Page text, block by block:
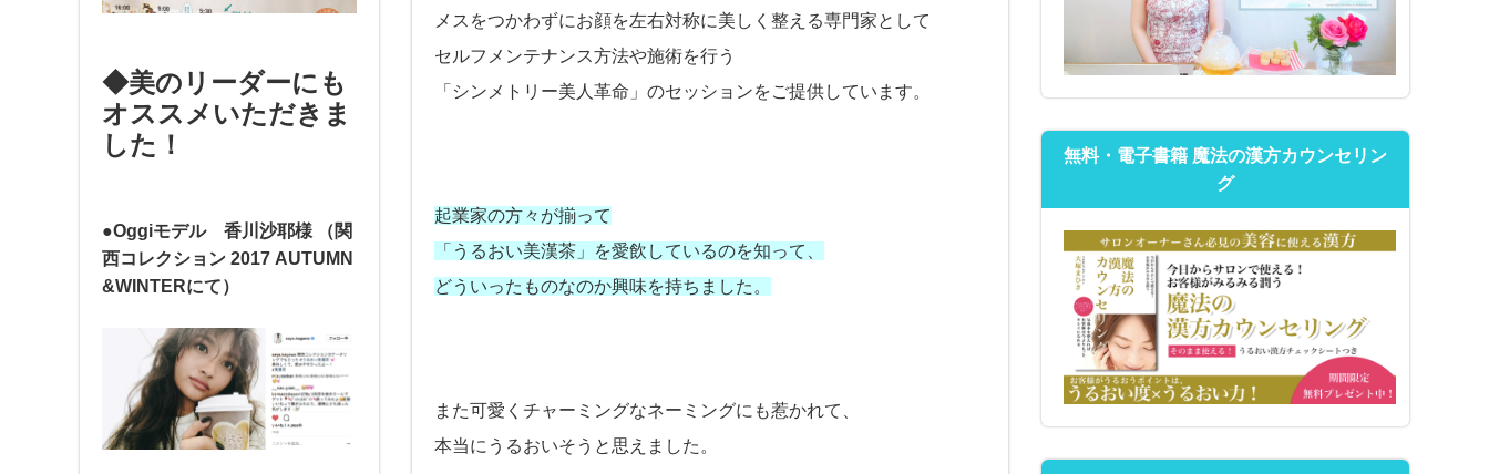
メスをつかわずにお顔を左右対称に美しく整える専門家として
セルフメンテナンス方法や施術を行う
「シンメトリー美人革命」のセッションをご提供しています。
起業家の方々が揃って
「うるおい美漢茶」を愛飲しているのを知って、
どういったものなのか興味を持ちました。
また可愛くチャーミングなネーミングにも惹かれて、
本当にうるおいそうと思えました。
◆美のリーダーにも
オススメいただきま
した！
●Oggiモデル 香川沙耶様
（関
西コレクション 2017 AUTUMN
&WINTERにて）
無料・電子書籍 魔法の漢方カウンセリン
グ